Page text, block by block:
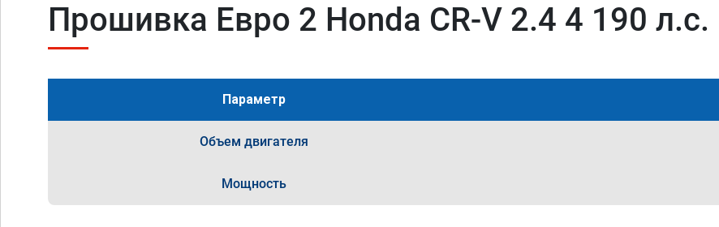
Прошивка Евро 2 Honda CR-V 2.4 4 190
Параметр
Объем двигателя
Мощность